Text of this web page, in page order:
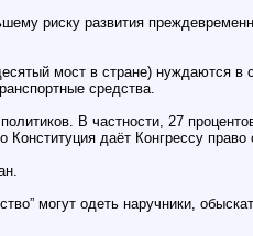
риску развития
мост в стране) нуждаются в
средства.
В частности, 27
даёт Конгрессу право
могут одеть наручники,